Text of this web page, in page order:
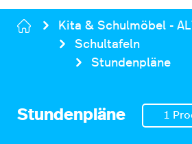
Kita & Schulmöbel -
Schultafeln
Stundenpläne
Stundenpläne 1